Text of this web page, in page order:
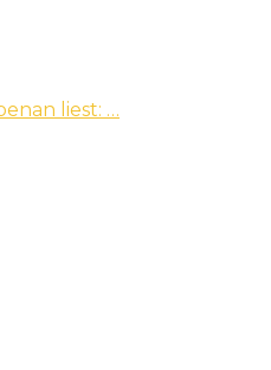
liest: …